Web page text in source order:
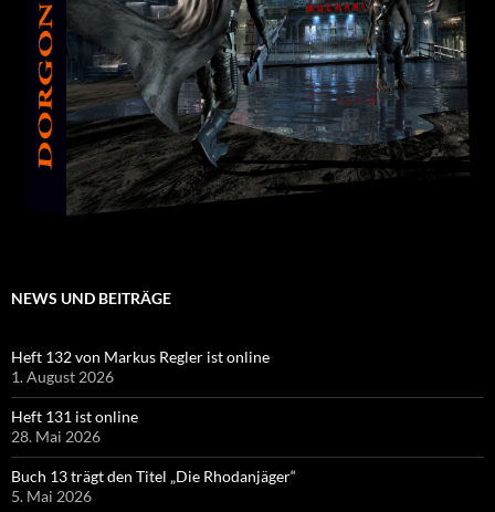
NEWS UND BEITRÄGE
Heft 132 von Markus Regler ist online
1. August 2026
Heft 131 ist online
28. Mai 2026
Buch 13 trägt den Titel „Die Rhodanjäger“
5. Mai 2026